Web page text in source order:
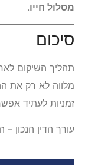
מסלול חייו.
סיכום
תהליך השיקום
מלווה לא רק את
זמניות לעתיד
עורך הדין הנכון